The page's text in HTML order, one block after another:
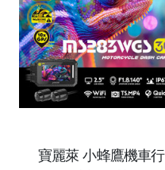
寶麗萊 小蜂鷹機車行